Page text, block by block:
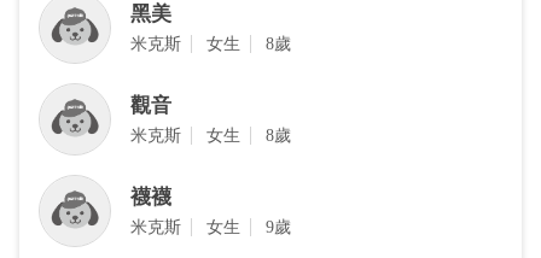
黑美
米克斯 女生 8歲
觀音
米克斯 女生 8歲
襪襪
米克斯 女生 9歲